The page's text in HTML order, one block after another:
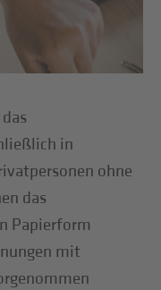
in
ohne
das
Papierform
mit